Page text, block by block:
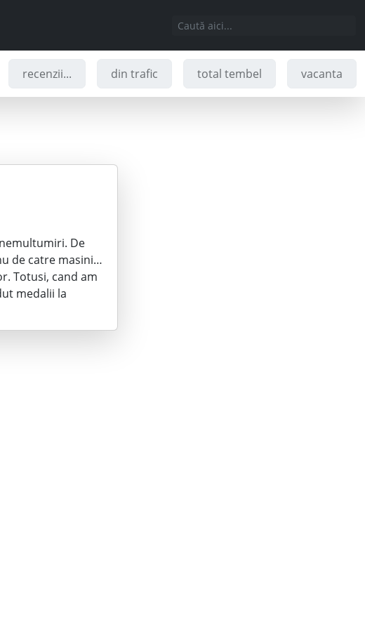
recenzii... din trafic total tembel vacanta
De
de catre masini…
Totusi, cand am
medalii la